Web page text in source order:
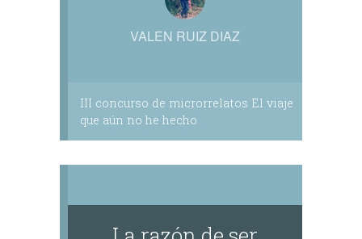
VALEN RUIZ DIAZ
III concurso de microrrelatos El viaje
que aún no he hecho